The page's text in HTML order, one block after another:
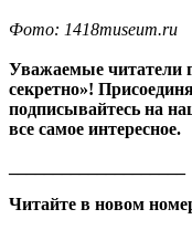
Фото: 1418museum.ru
Уважаемые читатели
секретно»!
подписывайтесь на
все самое интересное.
Читайте в новом